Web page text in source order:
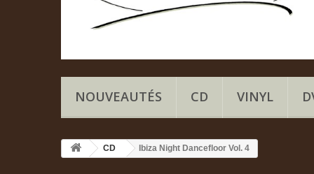
NOUVEAUTÉS CD VINYL
CD Ibiza Night Dancefloor Vol. 4